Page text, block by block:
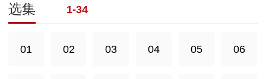
选集 1-34
01 02 03 04 05 06